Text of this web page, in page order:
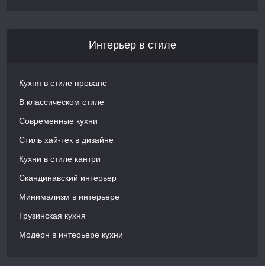
Интерьер в стиле
Кухня в стиле прованс
В классическом стиле
Современные кухни
Стиль хай-тек в дизайне
Кухни в стиле кантри
Скандинавский интерьер
Минимализм в интерьере
Грузинская кухня
Модерн в интерьере кухни